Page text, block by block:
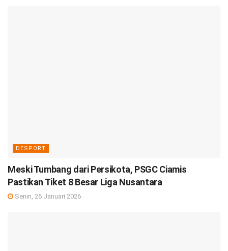
DESPORT
Meski Tumbang dari Persikota, PSGC Ciamis
Pastikan Tiket 8 Besar Liga Nusantara
Senin, 26 Januari 2026